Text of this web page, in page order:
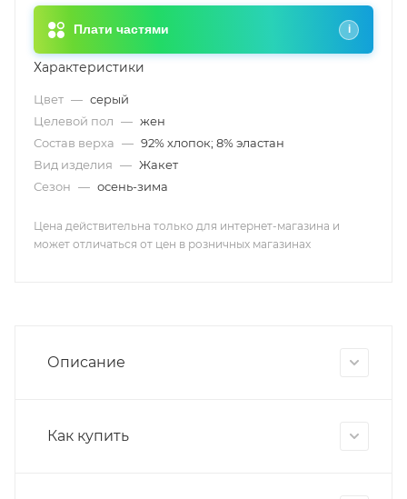
Плати частями i
Характеристики
Цвет — серый
Целевой пол — жен
Состав верха — 92% хлопок; 8% эластан
Вид изделия — Жакет
Сезон — осень-зима
Цена действительна только для интернет-магазина и
может отличаться от цен в розничных магазинах
Описание
Как купить